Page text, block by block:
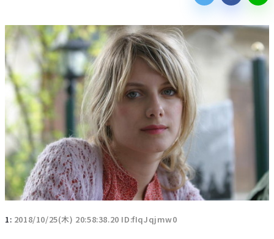
1: 2018/10/25(木) 20:58:38.20 ID:fIqJqjmw0